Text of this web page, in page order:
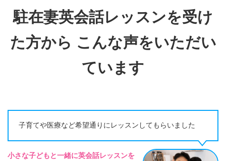
駐在妻英会話レッスンを受け
た方から こんな声をいただい
ています
子育てや医療など希望通りにレッスンしてもらいました
小さな子どもと一緒に英会話レッスンを